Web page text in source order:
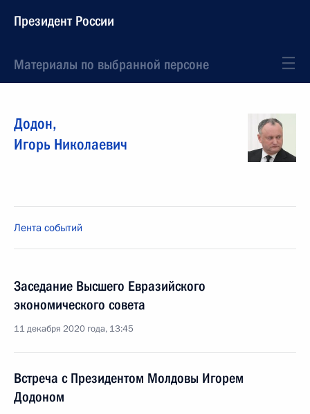
Президент России
Материалы по выбранной персоне
Додон,
Игорь Николаевич
Лента событий
Заседание Высшего Евразийского
экономического совета
11 декабря 2020 года, 13:45
Встреча с Президентом Молдовы Игорем
Додоном